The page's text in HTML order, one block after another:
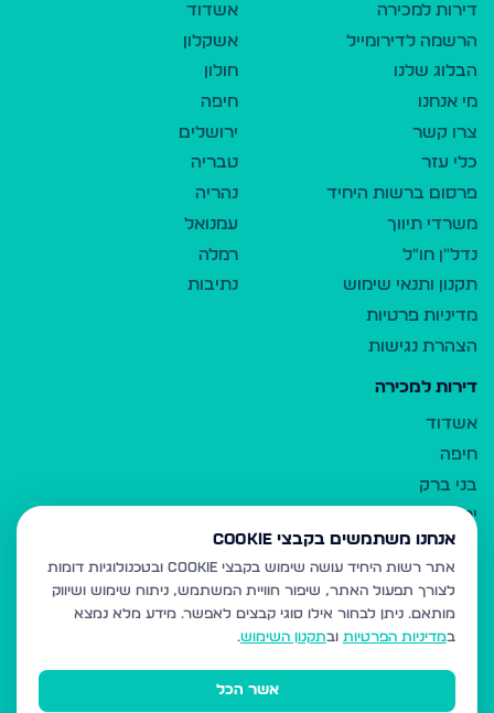
דירות למכירה
הרשמה לדירומייל
הבלוג שלנו
מי אנחנו
צרו קשר
כלי עזר
פרסום ברשות היחיד
משרדי תיווך
נדל"ן חו"ל
תקנון ותנאי שימוש
מדיניות פרטיות
הצהרת נגישות
אשדוד
אשקלון
חולון
חיפה
ירושלים
טבריה
נהריה
עמנואל
רמלה
נתיבות
דירות למכירה
אשדוד
חיפה
בני ברק
ירושלים
אלעד
גבעת זאב
בית שמש
רכסים
מודיעין עילית
אנחנו משתמשים בקבצי Cookie
אתר רשות היחיד עושה שימוש בקבצי Cookie ובטכנולוגיות דומות
לצורך תפעול האתר, שיפור חוויית המשתמש, ניתוח שימוש ושיווק
מותאם. ניתן לבחור אילו סוגי קבצים לאפשר. מידע מלא נמצא
במדיניות הפרטיות ובתקנון השימוש.
אשר הכל